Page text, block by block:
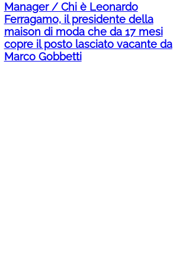
Manager / Chi è Leonardo
Ferragamo, il presidente della
maison di moda che da 17 mesi
copre il posto lasciato vacante da
Marco Gobbetti